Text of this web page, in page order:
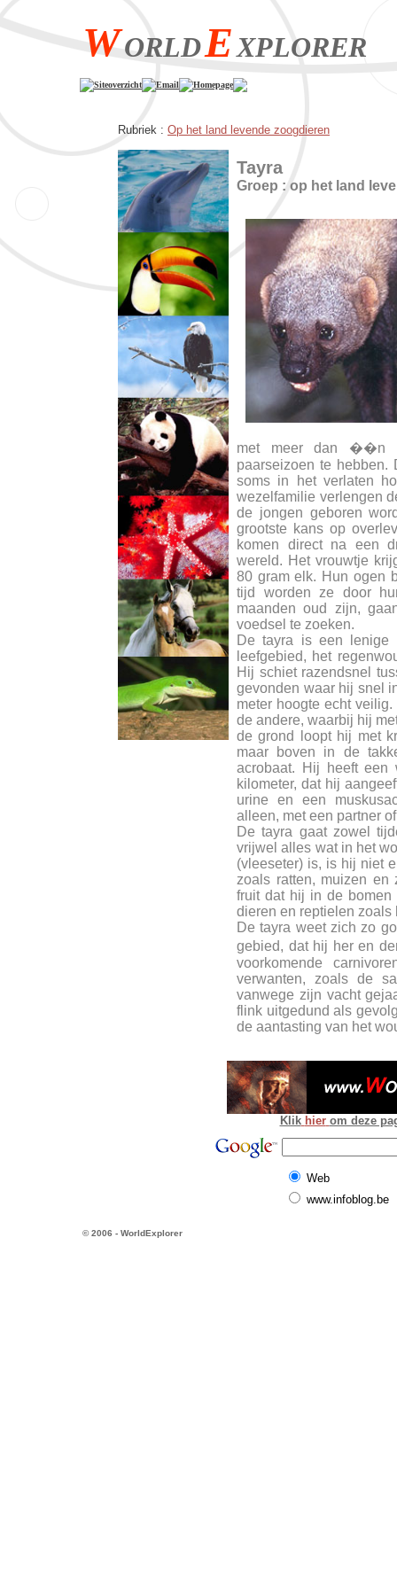
WORLDEXPLORER
Siteoverzicht Email Homepage
Rubriek : Op het land levende zoogdieren
Tayra
Groep : op het land
met meer dan ��n
paarseizoen te hebben.
soms in het verlaten
wezelfamilie verlengen
de jongen geboren
grootste kans op
komen direct na een
wereld. Het vrouwtje
80 gram elk. Hun ogen
tijd worden ze door
maanden oud zijn,
voedsel te zoeken.
De tayra is een lenige
leefgebied, het
Hij schiet razendsnel
gevonden waar hij snel
meter hoogte echt
de andere, waarbij hij
de grond loopt hij met
maar boven in de
acrobaat. Hij heeft een
kilometer, dat hij
urine en een
alleen, met een partner
De tayra gaat zowel
vrijwel alles wat in het
(vleeseter) is, is hij niet
zoals ratten, muizen en
fruit dat hij in de bomen
dieren en reptielen zoals
De tayra weet zich zo
gebied, dat hij her en
voorkomende
verwanten, zoals de
vanwege zijn vacht
flink uitgedund als
de aantasting van het
Klik hier om deze
Web
www.infoblog.be
© 2006 - WorldExplorer